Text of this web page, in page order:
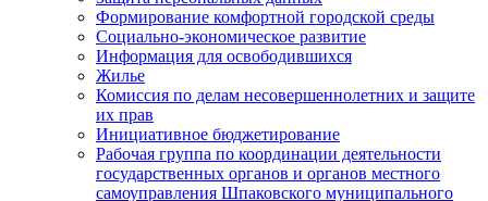
Формирование комфортной городской среды
Социально-экономическое развитие
Информация для освободившихся
Жилье
Комиссия по делам несовершеннолетних и защите
их прав
Инициативное бюджетирование
Рабочая группа по координации деятельности
государственных органов и органов местного
самоуправления Шпаковского муниципального